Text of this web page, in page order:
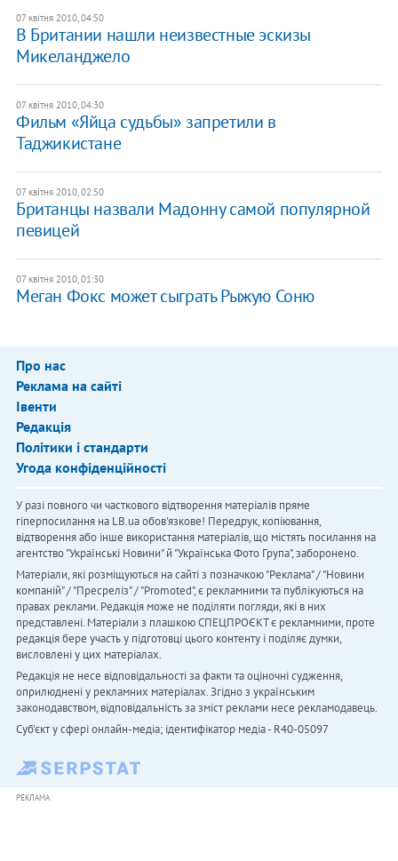
07 квітня 2010, 04:50
В Британии нашли неизвестные эскизы
Микеланджело
07 квітня 2010, 04:30
Фильм «Яйца судьбы» запретили в
Таджикистане
07 квітня 2010, 02:50
Британцы назвали Мадонну самой популярной
певицей
07 квітня 2010, 01:30
Меган Фокс может сыграть Рыжую Соню
Про нас
Реклама на сайті
Івенти
Редакція
Політики і стандарти
Угода конфіденційності
У разі повного чи часткового відтворення матеріалів пряме
гіперпосилання на LB.ua обов'язкове! Передрук, копіювання,
відтворення або інше використання матеріалів, що містять посилання на
агентство "Українськi Новини" й "Українська Фото Група", заборонено.
Матеріали, які розміщуються на сайті з позначкою "Реклама" / "Новини
компаній" / "Пресреліз" / "Promoted", є рекламними та публікуються на
правах реклами. Редакція може не поділяти погляди, які в них
представлені. Матеріали з плашкою СПЕЦПРОЄКТ є рекламними, проте
редакція бере участь у підготовці цього контенту і поділяє думки,
висловлені у цих матеріалах.
Редакція не несе відповідальності за факти та оціночні судження,
оприлюднені у рекламних матеріалах. Згідно з українським
законодавством, відповідальність за зміст реклами несе рекламодавець.
Cуб'єкт у сфері онлайн-медіа; ідентифікатор медіа - R40-05097
РЕКЛАМА